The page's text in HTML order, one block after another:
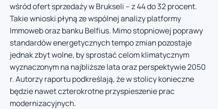
wśród ofert sprzedaży w Brukseli – z 44 do 32 procent.
Takie wnioski płyną ze wspólnej analizy platformy
Immoweb oraz banku Belfius. Mimo stopniowej poprawy
standardów energetycznych tempo zmian pozostaje
jednak zbyt wolne, by sprostać celom klimatycznym
wyznaczonym na najbliższe lata oraz perspektywie 2050
r. Autorzy raportu podkreślają, że w stolicy konieczne
będzie nawet czterokrotne przyspieszenie prac
modernizacyjnych.